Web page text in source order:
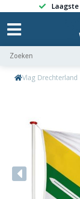
Laagste
Vlag Drechterland